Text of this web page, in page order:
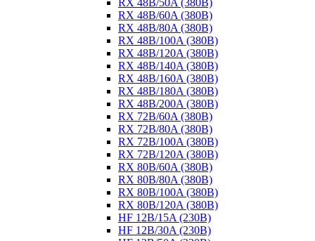
RX 48B/60A (380B)
RX 48B/80A (380B)
RX 48B/100A (380B)
RX 48B/120A (380B)
RX 48B/140A (380B)
RX 48B/160A (380B)
RX 48B/180A (380B)
RX 48B/200A (380B)
RX 72B/60A (380B)
RX 72B/80A (380B)
RX 72B/100A (380B)
RX 72B/120A (380B)
RX 80B/60A (380B)
RX 80B/80A (380B)
RX 80B/100A (380B)
RX 80B/120A (380B)
HF 12B/15A (230B)
HF 12B/30A (230B)